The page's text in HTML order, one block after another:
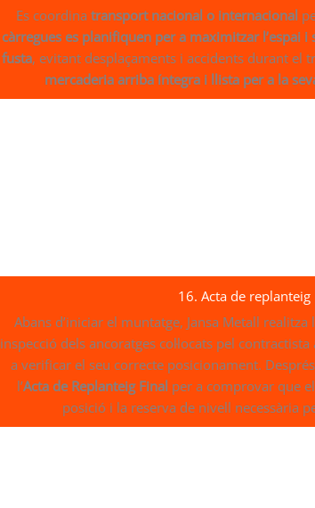
Es coordina transport nacional o internacional
càrregues es planifiquen per a maximitzar l’espai i
fusta, evitant desplaçaments i accidents durant el
mercaderia arriba íntegra i llista per a la
16. Acta de replanteig
Abans d’iniciar el muntatge, Jansa Metall realitza
inspecció dels ancoratges col·locats pel
a verificar el seu correcte posicionament.
l’Acta de Replanteig Final per a comprovar que
posició i la reserva de nivell necessària